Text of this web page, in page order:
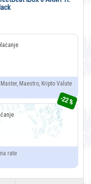
Maestro, Kripto Valute
-22 %
rate